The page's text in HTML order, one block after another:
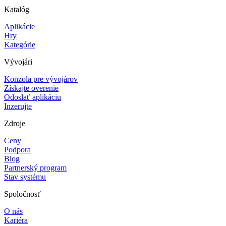
Katalóg
Aplikácie
Hry
Kategórie
Vývojári
Konzola pre vývojárov
Získajte overenie
Odoslať aplikáciu
Inzerujte
Zdroje
Ceny
Podpora
Blog
Partnerský program
Stav systému
Spoločnosť
O nás
Kariéra